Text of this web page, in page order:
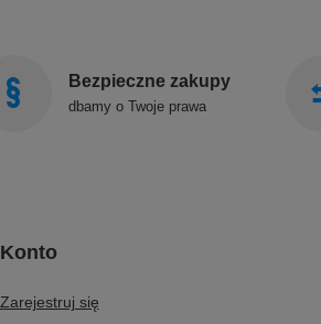
Bezpieczne zakupy
dbamy o Twoje prawa
Konto
Zarejestruj się